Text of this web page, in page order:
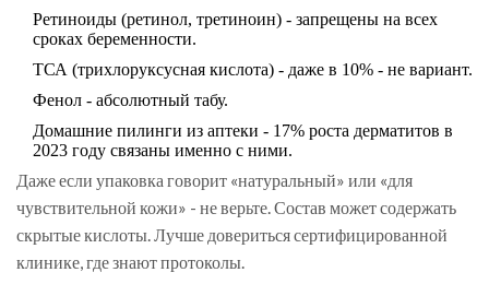
Ретиноиды (ретинол, третиноин) - запрещены на всех
сроках беременности.
ТСА (трихлоруксусная кислота) - даже в 10% - не вариант.
Фенол - абсолютный табу.
Домашние пилинги из аптеки - 17% роста дерматитов в
2023 году связаны именно с ними.
Даже если упаковка говорит «натуральный» или «для
чувствительной кожи» - не верьте. Состав может содержать
скрытые кислоты. Лучше довериться сертифицированной
клинике, где знают протоколы.